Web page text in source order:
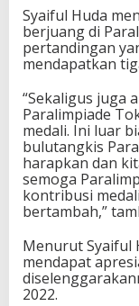
Syaiful Huda
berjuang di
pertandingan
mendapatkan
“Sekaligus juga
Paralimpiade
medali. Ini luar
bulutangkis
harapkan dan
semoga
kontribusi
bertambah,”
Menurut Syaiful
mendapat
2022.